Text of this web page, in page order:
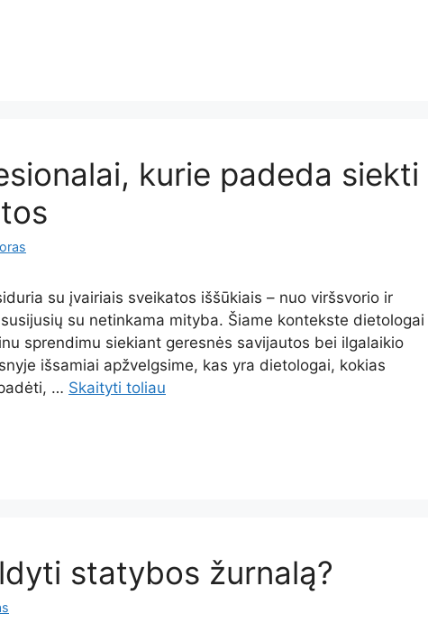
kurie padeda siekti
su įvairiais sveikatos iššūkiais – nuo viršsvorio ir
su netinkama mityba. Šiame kontekste dietologai
sprendimu siekiant geresnės savijautos bei ilgalaikio
išsamiai apžvelgsime, kas yra dietologai, kokias
… Skaityti toliau
statybos žurnalą?